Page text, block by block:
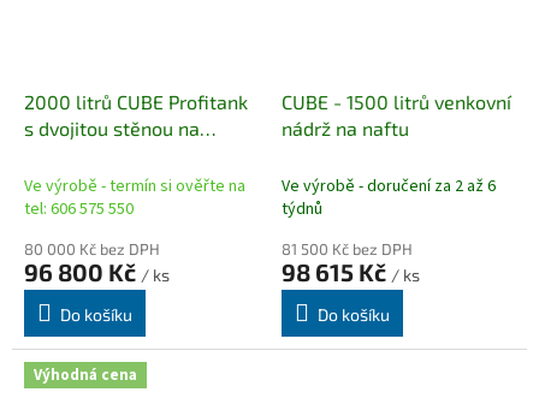
2000 litrů CUBE Profitank
s dvojitou stěnou na
Ve výrobě - termín si ověřte na
tel: 606 575 550
80 000 Kč bez DPH
96 800 Kč / ks
Do košíku
CUBE - 1500 litrů venkovní
nádrž na naftu
Ve výrobě - doručení za 2 až 6
týdnů
81 500 Kč bez DPH
98 615 Kč / ks
Do košíku
Výhodná cena